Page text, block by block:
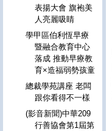
表揚大會 旗袍美
人亮麗吸睛
學甲區伯利恆早療
暨融合教育中心
落成 推動早療教
育×造福弱勢孩童
總裁學苑講座 老闆
跟你看得不一樣
(影音新聞)中華209
行善協會第1屆第